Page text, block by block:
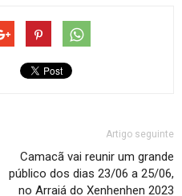
Artigo seguinte
Camacã vai reunir um grande
público dos dias 23/06 a 25/06,
no Arraiá do Xenhenhen 2023